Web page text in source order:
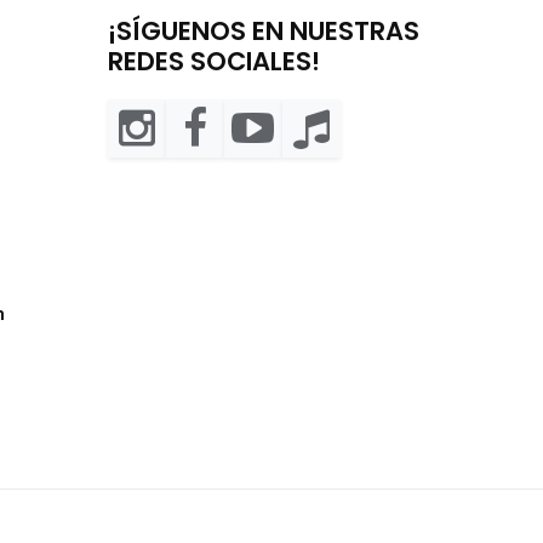
¡SÍGUENOS EN NUESTRAS
REDES SOCIALES!